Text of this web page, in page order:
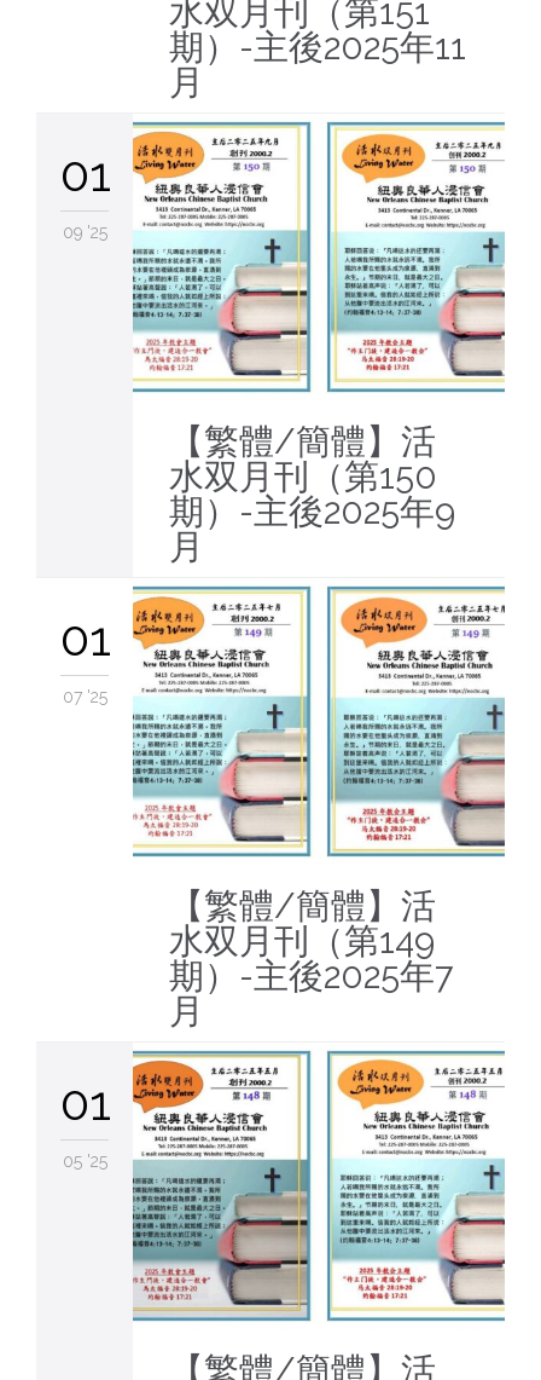
水双月刊（第151
期）-主後2025年11
月
01
09 '25
【繁體/簡體】活
水双月刊（第150
期）-主後2025年9
月
01
07 '25
【繁體/簡體】活
水双月刊（第149
期）-主後2025年7
月
01
05 '25
【繁體/簡體】活